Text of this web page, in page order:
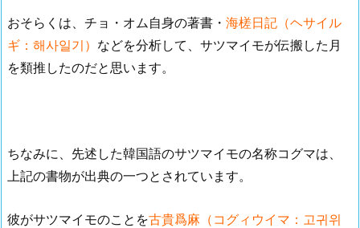
おそらくは、チョ・オム自身の著書・ 海槎日記（ヘサイル
ギ：해사일기） などを分析して、サツマイモが伝搬した月
を類推したのだと思います。
ちなみに、先述した韓国語のサツマイモの名称コグマは、
上記の書物が出典の一つとされています。
彼がサツマイモのことを古貴爲麻（コグィウイマ：고귀위